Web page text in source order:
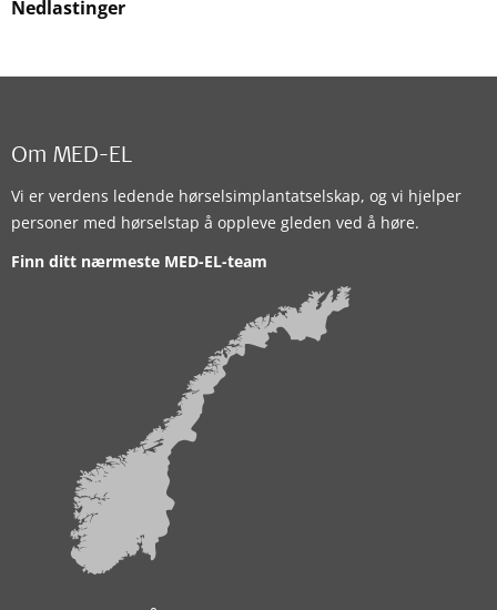
Nedlastinger
Om MED-EL
Vi er verdens ledende hørselsimplantatselskap, og vi hjelper
personer med hørselstap å oppleve gleden ved å høre.
Finn ditt nærmeste MED-EL-team